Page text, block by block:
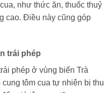
như thức ăn, thuốc thuỷ
cao. Điều này cũng góp
trái phép
phép ở vùng biển Trà
tôm cua tự nhiên bị thu